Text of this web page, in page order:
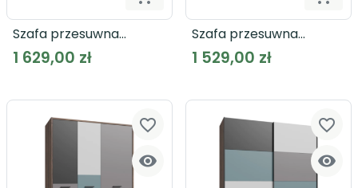
Dodaj do koszyka
Szafa przesuwna
DREAMER RMRS324E1
1 629,00 zł
Szafa przesuwna
DREAMER RMRS824E1
1 529,00 zł

favorite_border

favorite_border